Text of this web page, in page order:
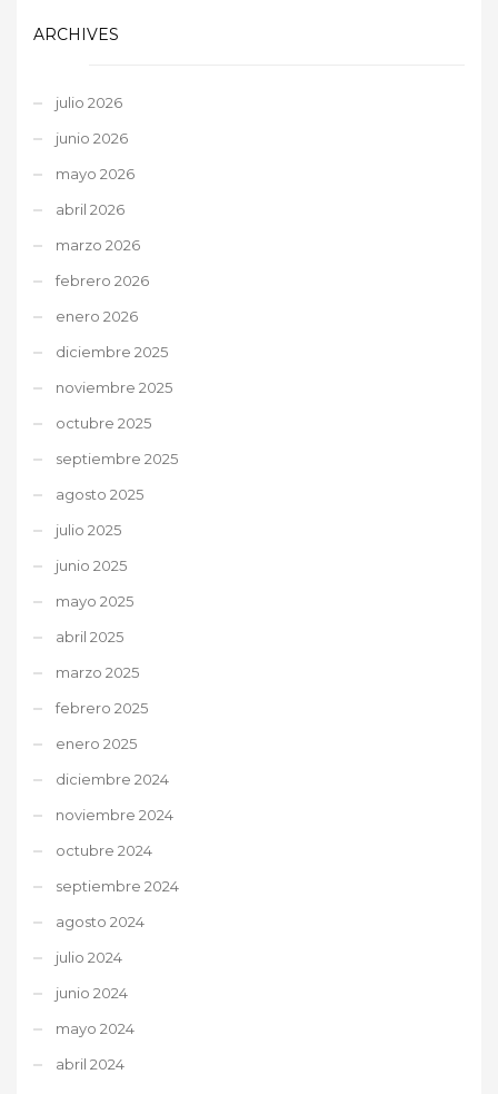
ARCHIVES
julio 2026
junio 2026
mayo 2026
abril 2026
marzo 2026
febrero 2026
enero 2026
diciembre 2025
noviembre 2025
octubre 2025
septiembre 2025
agosto 2025
julio 2025
junio 2025
mayo 2025
abril 2025
marzo 2025
febrero 2025
enero 2025
diciembre 2024
noviembre 2024
octubre 2024
septiembre 2024
agosto 2024
julio 2024
junio 2024
mayo 2024
abril 2024